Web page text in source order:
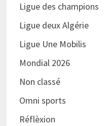
Ligue des champions
Ligue deux Algérie
Ligue Une Mobilis
Mondial 2026
Non classé
Omni sports
Réflèxion